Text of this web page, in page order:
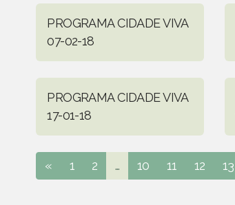
PROGRAMA CIDADE VIVA
07-02-18
PROGRAMA CIDADE VIVA
17-01-18
« 1 2 ... 10 11 12 13